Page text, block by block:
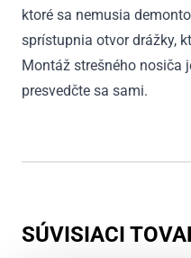
ktoré sa nemusia
sprístupnia otvor drážky,
Montáž strešného nosiča
presvedčte sa sami.
SÚVISIACI